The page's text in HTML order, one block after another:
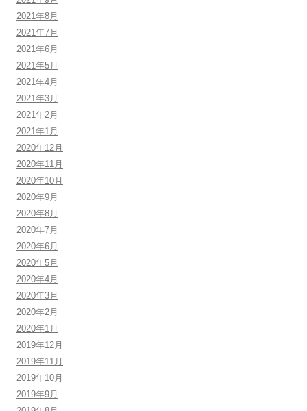
2021年8月
2021年7月
2021年6月
2021年5月
2021年4月
2021年3月
2021年2月
2021年1月
2020年12月
2020年11月
2020年10月
2020年9月
2020年8月
2020年7月
2020年6月
2020年5月
2020年4月
2020年3月
2020年2月
2020年1月
2019年12月
2019年11月
2019年10月
2019年9月